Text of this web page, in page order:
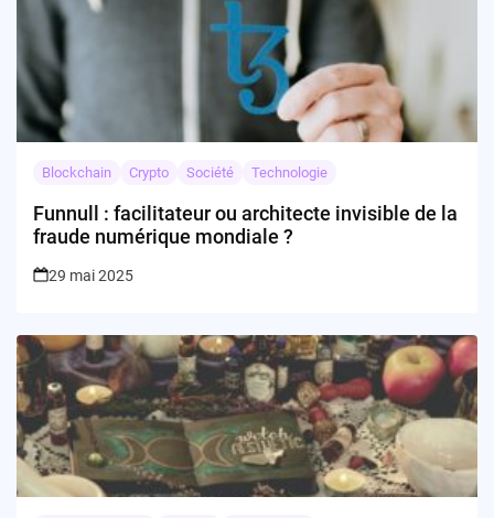
Blockchain Crypto Société Technologie
Funnull : facilitateur ou architecte invisible de la
fraude numérique mondiale ?
29 mai 2025